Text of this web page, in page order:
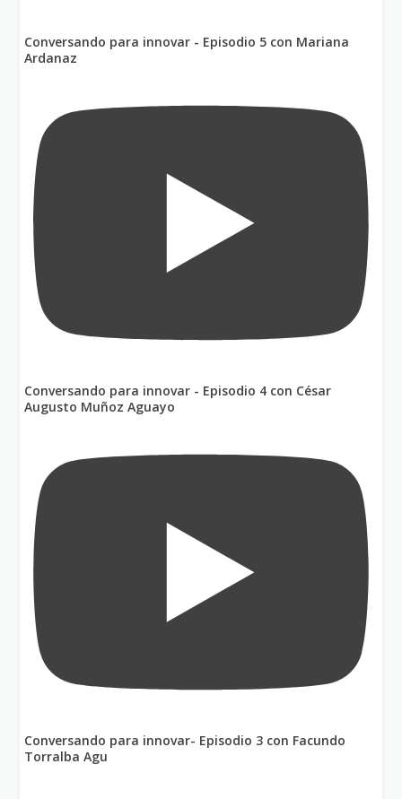
Conversando para innovar - Episodio 5 con Mariana
Ardanaz
Conversando para innovar - Episodio 4 con César
Augusto Muñoz Aguayo
Conversando para innovar- Episodio 3 con Facundo
Torralba Agu